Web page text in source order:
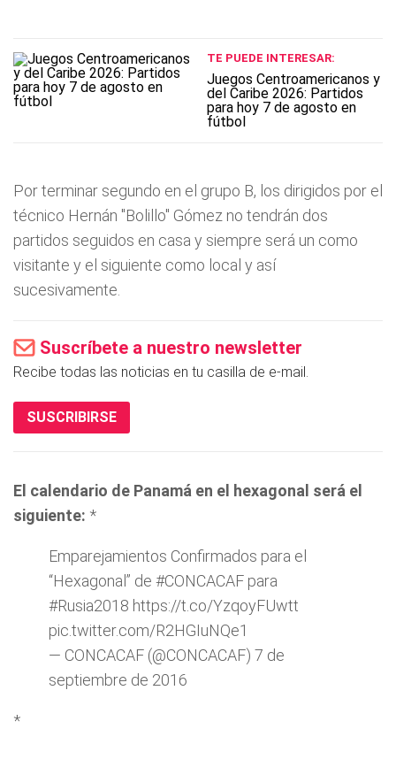
TE PUEDE INTERESAR:
Juegos Centroamericanos y
del Caribe 2026: Partidos
para hoy 7 de agosto en
fútbol
Por terminar segundo en el grupo B, los dirigidos por el
técnico Hernán "Bolillo" Gómez no tendrán dos
partidos seguidos en casa y siempre será un como
visitante y el siguiente como local y así
sucesivamente.
Suscríbete a nuestro newsletter
Recibe todas las noticias en tu casilla de e-mail.
SUSCRIBIRSE
El calendario de Panamá en el hexagonal será el
siguiente: *
Emparejamientos Confirmados para el
“Hexagonal” de #CONCACAF para
#Rusia2018 https://t.co/YzqoyFUwtt
pic.twitter.com/R2HGIuNQe1
— CONCACAF (@CONCACAF) 7 de
septiembre de 2016
*